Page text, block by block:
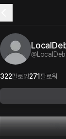
@
322팔로잉271팔로워
플롯